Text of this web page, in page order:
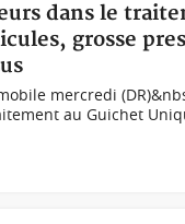
dans le
grosse
mercredi
au Guichet